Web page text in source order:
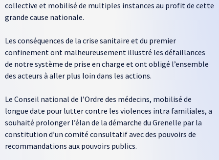
collective et mobilisé de multiples instances au profit de cette
grande cause nationale.
Les conséquences de la crise sanitaire et du premier
confinement ont malheureusement illustré les défaillances
de notre système de prise en charge et ont obligé l’ensemble
des acteurs à aller plus loin dans les actions.
Le Conseil national de l’Ordre des médecins, mobilisé de
longue date pour lutter contre les violences intra familiales, a
souhaité prolonger l’élan de la démarche du Grenelle par la
constitution d’un comité consultatif avec des pouvoirs de
recommandations aux pouvoirs publics.